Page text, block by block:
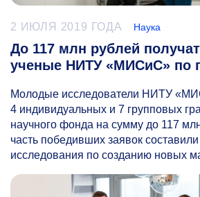
2 ИЮЛЯ 2019 ГОДА Наука
До 117 млн рублей
ученые НИТУ «МИСиС» по
Молодые исследователи НИТУ
4 индивидуальных и 7 групповых
научного фонда на сумму до 117
часть победивших заявок
исследования по созданию новых